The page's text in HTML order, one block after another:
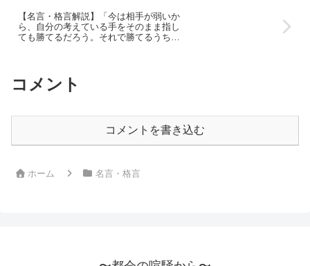
【名言・格言解説】「今は相手が弱いか
ら、自分の考えている手をそのまま指し
ても勝てるだろう。それで勝てるうちは
っぱいを使って、苦しみながら考えるこ
とがたいせつなんだ。」by 木見金治郎の
コメント
コメントを書き込む
ホーム 名言・格言